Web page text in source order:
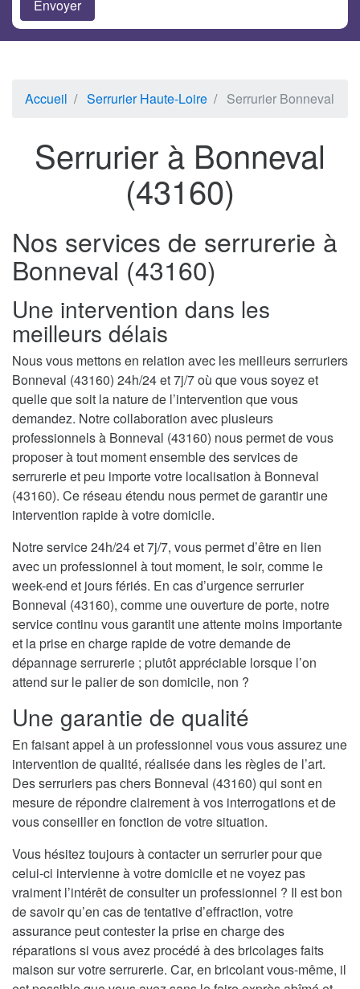
Accueil Serrurier Haute-Loire Serrurier Bonneval
Serrurier à Bonneval
(43160)
Nos services de serrurerie à
Bonneval (43160)
Une intervention dans les
meilleurs délais
Nous vous mettons en relation avec les meilleurs serruriers
Bonneval (43160) 24h/24 et 7j/7 où que vous soyez et
quelle que soit la nature de l’intervention que vous
demandez. Notre collaboration avec plusieurs
professionnels à Bonneval (43160) nous permet de vous
proposer à tout moment ensemble des services de
serrurerie et peu importe votre localisation à Bonneval
(43160). Ce réseau étendu nous permet de garantir une
intervention rapide à votre domicile.
Notre service 24h/24 et 7j/7, vous permet d’être en lien
avec un professionnel à tout moment, le soir, comme le
week-end et jours fériés. En cas d’urgence serrurier
Bonneval (43160), comme une ouverture de porte, notre
service continu vous garantit une attente moins importante
et la prise en charge rapide de votre demande de
dépannage serrurerie ; plutôt appréciable lorsque l’on
attend sur le palier de son domicile, non ?
Une garantie de qualité
En faisant appel à un professionnel vous vous assurez une
intervention de qualité, réalisée dans les règles de l’art.
Des serruriers pas chers Bonneval (43160) qui sont en
mesure de répondre clairement à vos interrogations et de
vous conseiller en fonction de votre situation.
Vous hésitez toujours à contacter un serrurier pour que
celui-ci intervienne à votre domicile et ne voyez pas
vraiment l’intérêt de consulter un professionnel ? Il est bon
de savoir qu’en cas de tentative d’effraction, votre
assurance peut contester la prise en charge des
réparations si vous avez procédé à des bricolages faits
maison sur votre serrurerie. Car, en bricolant vous-même, il